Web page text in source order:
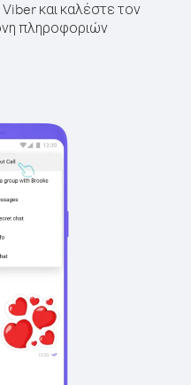
και καλέστε τον
πληροφοριών